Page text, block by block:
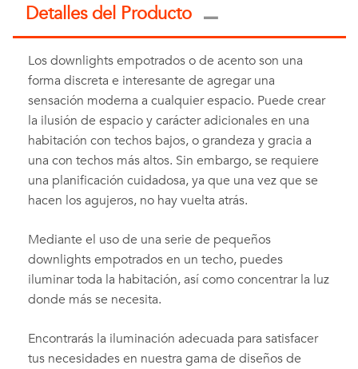
Detalles del Producto
Los downlights empotrados o de acento son una
forma discreta e interesante de agregar una
sensación moderna a cualquier espacio. Puede crear
la ilusión de espacio y carácter adicionales en una
habitación con techos bajos, o grandeza y gracia a
una con techos más altos. Sin embargo, se requiere
una planificación cuidadosa, ya que una vez que se
hacen los agujeros, no hay vuelta atrás.
Mediante el uso de una serie de pequeños
downlights empotrados en un techo, puedes
iluminar toda la habitación, así como concentrar la luz
donde más se necesita.
Encontrarás la iluminación adecuada para satisfacer
tus necesidades en nuestra gama de diseños de